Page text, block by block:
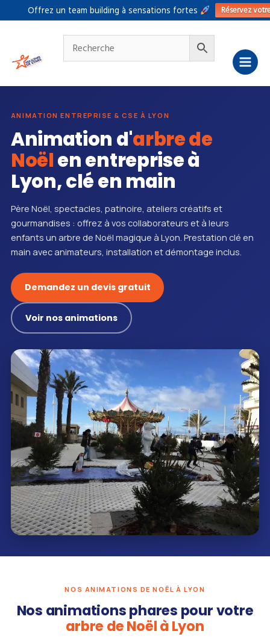
Offrez un team building à sensations fortes Réservez
au
ANIMATION ENTREPRISE & CSE À LYON
Animation d'arbre de
Noëlen entreprise à
Lyon, clé en main
Père Noël, spectacles, patinoire, ateliers créatifs et
gourmandises : offrez à vos collaborateurs et à leurs
enfants un arbre de Noël magique à Lyon. Prestation clé en
main avec animateurs, installation et démontage inclus.
Demandez un devis gratuit
Voir nos animations
NOS ANIMATIONS DE NOËL À LYON
Nos animations phares pour votre
arbre de Noël à Lyon